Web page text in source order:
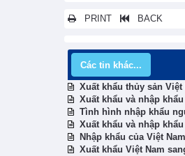
PRINT BACK
Các tin khác...
Xuất khẩu thủy sản
Xuất khẩu và nhập
Tình hình nhập khẩu
Xuất khẩu và nhập
Nhập khẩu của Việt
Xuất khẩu Việt Nam